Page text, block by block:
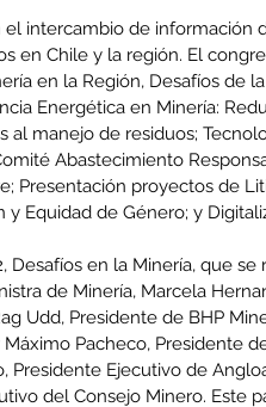
intercambio de información
en Chile y la región. El
en la Región, Desafíos de
Energética en Minería:
al manejo de residuos;
Abastecimiento
Presentación proyectos de
Equidad de Género; y
en la Minería, que se
de Minería, Marcela
Udd, Presidente de BHP
Pacheco, Presidente
Presidente Ejecutivo de
del Consejo Minero. Este